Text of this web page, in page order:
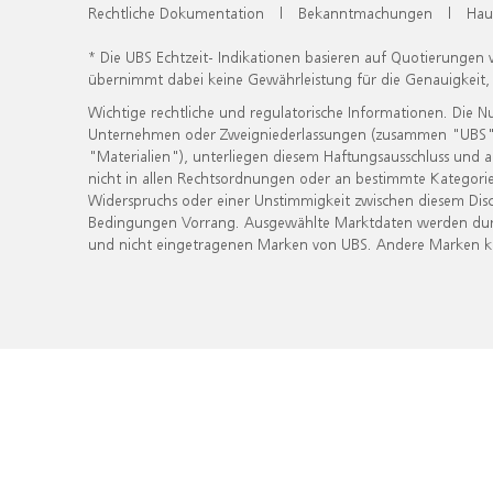
Rechtliche Dokumentation | Bekanntmachungen |
* Die UBS Echtzeit- Indikationen basieren auf
übernimmt dabei keine Gewährleistung für die
Wichtige rechtliche und regulatorische Informationen. Die
Unternehmen oder Zweigniederlassungen (zusammen
"Materialien"), unterliegen diesem Haftungsausschluss
nicht in allen Rechtsordnungen oder an bestimmte
Widerspruchs oder einer Unstimmigkeit zwischen diesem
Bedingungen Vorrang. Ausgewählte Marktdaten werden
und nicht eingetragenen Marken von UBS. Andere Marken